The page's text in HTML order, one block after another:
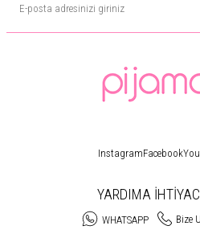
InstagramFacebook
YARDIMA
WHATSAPP Bize